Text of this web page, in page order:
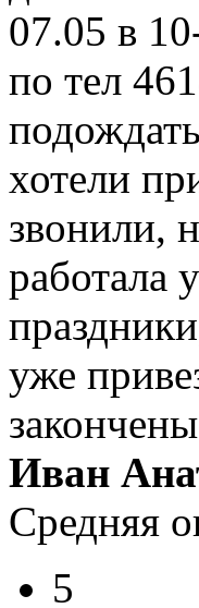
07.05 в
по тел
хотели
звонили,
работала
уже
Иван
Средняя
5